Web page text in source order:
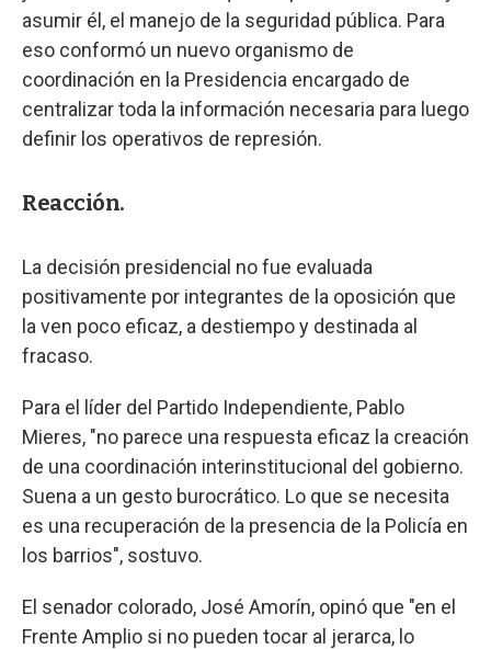
asumir él, el manejo de la seguridad pública. Para
eso conformó un nuevo organismo de
coordinación en la Presidencia encargado de
centralizar toda la información necesaria para luego
definir los operativos de represión.
Reacción.
La decisión presidencial no fue evaluada
positivamente por integrantes de la oposición que
la ven poco eficaz, a destiempo y destinada al
fracaso.
Para el líder del Partido Independiente, Pablo
Mieres, "no parece una respuesta eficaz la creación
de una coordinación interinstitucional del gobierno.
Suena a un gesto burocrático. Lo que se necesita
es una recuperación de la presencia de la Policía en
los barrios", sostuvo.
El senador colorado, José Amorín, opinó que "en el
Frente Amplio si no pueden tocar al jerarca, lo